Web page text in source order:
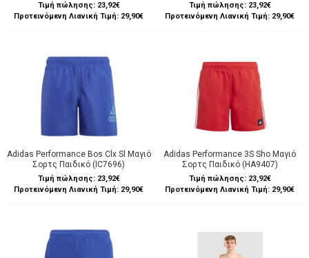
Τιμή πώλησης: 23,92€
Προτεινόμενη Λιανική Τιμή: 29,90€
Τιμή πώλησης: 23,92€
Προτεινόμενη Λιανική Τιμή: 29,90€
Adidas Performance Bos Clx Sl Μαγιό
Σορτς Παιδικό (IC7696)
Τιμή πώλησης: 23,92€
Προτεινόμενη Λιανική Τιμή: 29,90€
Adidas Performance 3S Sho Μαγιό
Σορτς Παιδικό (HA9407)
Τιμή πώλησης: 23,92€
Προτεινόμενη Λιανική Τιμή: 29,90€